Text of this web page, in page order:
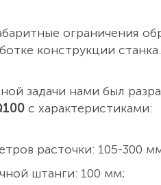
ограничения
конструкции станка.
задачи нами был
с характеристиками:
расточки: 105-300
штанги: 100 мм;